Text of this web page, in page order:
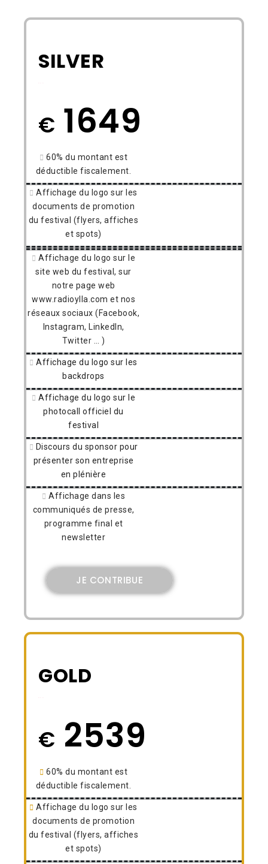
SILVER
€ 1649
60% du montant est
déductible fiscalement.
Affichage du logo sur les
documents de promotion
du festival (flyers, affiches
et spots)
Affichage du logo sur le
site web du festival, sur
notre page web
www.radioylla.com et nos
réseaux sociaux (Facebook,
Instagram, LinkedIn,
Twitter … )
Affichage du logo sur les
backdrops
Affichage du logo sur le
photocall officiel du
festival
Discours du sponsor pour
présenter son entreprise
en plénière
Affichage dans les
communiqués de presse,
programme final et
newsletter
JE CONTRIBUE
GOLD
€ 2539
60% du montant est
déductible fiscalement.
Affichage du logo sur les
documents de promotion
du festival (flyers, affiches
et spots)